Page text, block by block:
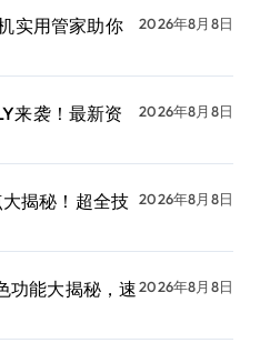
实用管家助你
2026年8月8日
来袭！最新资
2026年8月8日
揭秘！超全技 2026年8月8日
功能大揭秘，速2026年8月8日